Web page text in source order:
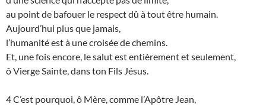
au point de bafouer le respect dû à tout être humain.
Aujourd’hui plus que jamais,
l’humanité est à une croisée de chemins.
Et, une fois encore, le salut est entièrement et seulement,
ô Vierge Sainte, dans ton Fils Jésus.
4 C’est pourquoi, ô Mère, comme l’Apôtre Jean,